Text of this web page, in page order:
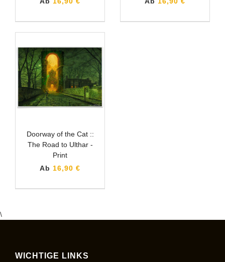
Doorway of the Cat ::
The Road to Ulthar -
Print
Ab 16,90 €
\
WICHTIGE LINKS